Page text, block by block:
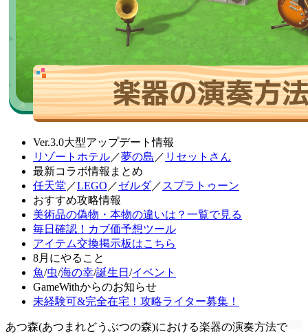
Ver.3.0大型アップデート情報
リゾートホテル／夢の島 ／ リセットさん
最新コラボ情報まとめ
任天堂 ／LEGO ／ゼルダ／ スプラトゥーン
おすすめ攻略情報
美術品の偽物・本物の違いは？一覧で見る
毎日確認！カブ価予想ツール
アイテム交換掲示板はこちら
8月にやること
魚/虫/海の幸/誕生日 /イベント
GameWithからのお知らせ
未経験可&完全在宅！攻略ライター募集！
あつ森(あつまれどうぶつの森)における楽器の演奏方法で